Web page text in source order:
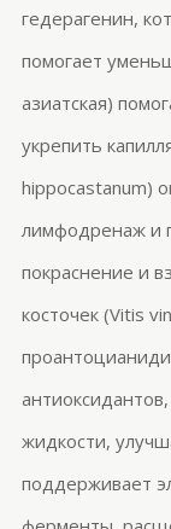
гедерагенин,
помогает
азиатская)
укрепить
hippocastanum)
лимфодренаж и
покраснение и
косточек (Vitis
жидкости,
поддерживает